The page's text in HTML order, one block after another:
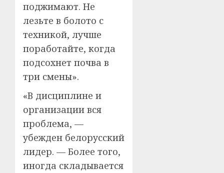
поджимают. Не
лезьте в болото с
техникой, лучше
поработайте, когда
подсохнет почва в
три смены».
«В дисциплине и
организации вся
проблема, —
убежден белорусский
лидер. — Более того,
иногда складывается